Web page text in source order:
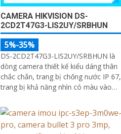
CAMERA HIKVISION DS-
2CD2T47G3-LIS2UY/SRBHUN
5%-35%
DS-2CD2T47G3-LIS2UY/SRBHUN là
dòng camera thiết kế kiểu dáng thân
chắc chắn, trang bị chống nước IP 67,
trang bị khả năng nhìn có màu vào
phát hiện chuyển động và phân biệt
được người và phương tiện, ống kính
4